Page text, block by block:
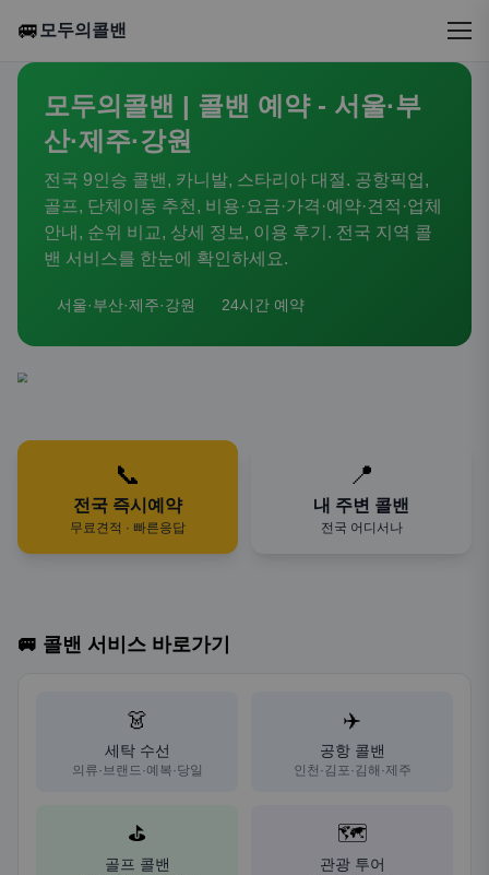
🚐 모두의콜밴
모두의콜밴 | 콜밴 예약 - 서울·부
산·제주·강원
전국 9인승 콜밴, 카니발, 스타리아 대절. 공항픽업,
골프, 단체이동 추천, 비용·요금·가격·예약·견적·업체
안내, 순위 비교, 상세 정보, 이용 후기. 전국 지역 콜
밴 서비스를 한눈에 확인하세요.
서울·부산·제주·강원 24시간 예약
📞
전국 즉시예약
무료견적 · 빠른응답
📍
내 주변 콜밴
전국 어디서나
🚐 콜밴 서비스 바로가기
👗
세탁 수선
의류·브랜드·예복·당일
✈️
공항 콜밴
인천·김포·김해·제주
⛳
골프 콜밴
🗺️
관광 투어